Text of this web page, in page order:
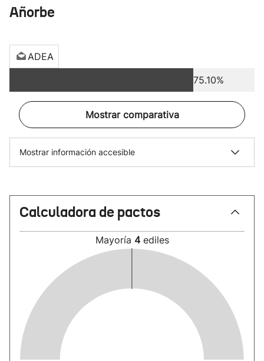
Añorbe
ADEA
75.10%
Mostrar comparativa
Mostrar información accesible
Calculadora de pactos
Mayoría 4 ediles